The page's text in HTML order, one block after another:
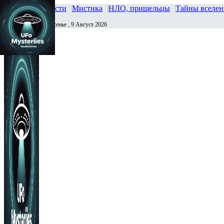
Главная Новости Мистика НЛО, пришельцы Тайны
Сегодня Воскресенье , 9 Август 2026